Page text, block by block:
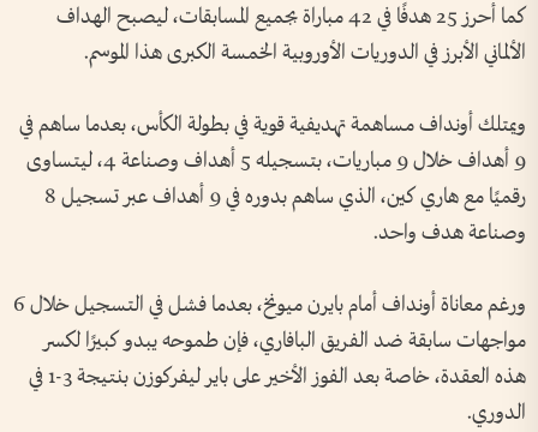
كما أحرز 25 هدفًا في 42 مباراة بجميع المسابقات، ليصبح الهداف
الألماني الأبرز في الدوريات الأوروبية الخمسة الكبرى هذا الموسم.
ويمتلك أونداف مساهمة تهديفية قوية في بطولة الكأس، بعدما ساهم في
9 أهداف خلال 9 مباريات، بتسجيله 5 أهداف وصناعة 4، ليتساوى
رقميًا مع هاري كين، الذي ساهم بدوره في 9 أهداف عبر تسجيل 8
وصناعة هدف واحد.
ورغم معاناة أونداف أمام بايرن ميونخ، بعدما فشل في التسجيل خلال 6
مواجهات سابقة ضد الفريق البافاري، فإن طموحه يبدو كبيرًا لكسر
هذه العقدة، خاصة بعد الفوز الأخير على باير ليفركوزن بنتيجة 3-1 في
الدوري.